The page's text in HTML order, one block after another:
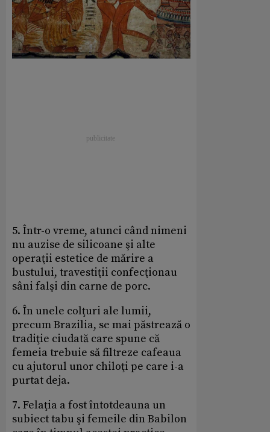
5. Într-o vreme, atunci când nimeni
nu auzise de silicoane şi alte
operaţii estetice de mărire a
bustului, travestiţii confecţionau
sâni falşi din carne de porc.
6. În unele colţuri ale lumii,
precum Brazilia, se mai păstrează o
tradiţie ciudată care spune că
femeia trebuie să filtreze cafeaua
cu ajutorul unor chiloţi pe care i-a
purtat deja.
7. Felaţia a fost întotdeauna un
subiect tabu şi femeile din Babilon